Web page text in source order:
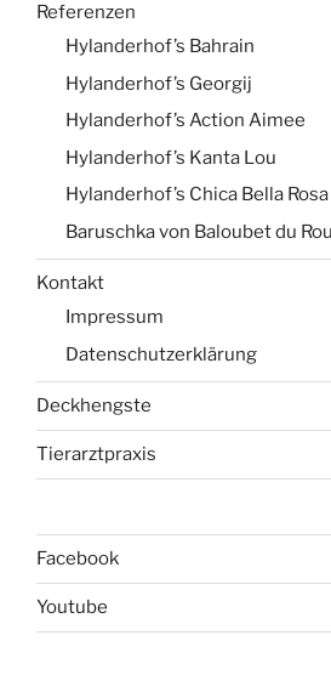
Referenzen
Hylanderhof’s Bahrain
Hylanderhof’s Georgij
Hylanderhof’s Action Aimee
Hylanderhof’s Kanta Lou
Hylanderhof’s Chica Bella Rosa
Baruschka von Baloubet du
Kontakt
Impressum
Datenschutzerklärung
Deckhengste
Tierarztpraxis
Facebook
Youtube